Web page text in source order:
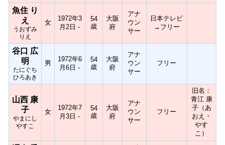
魚住 り
え
うおずみ
りえ
女
1972年3
月2日 -
54
歳
大阪
府
アナ
ウン
サー
日本テレビ
→フリー
谷口 広
明
たにぐち
ひろあき
男
1972年6
月6日 -
54
歳
大阪
府
アナ
ウン
サー
フリー
山西 康
子
やまにし
やすこ
女
1972年7
月3日 -
54
歳
大阪
府
アナ
ウン
サー
フリー
旧名：
青江 康
子（あ
おえ・
やす
こ）